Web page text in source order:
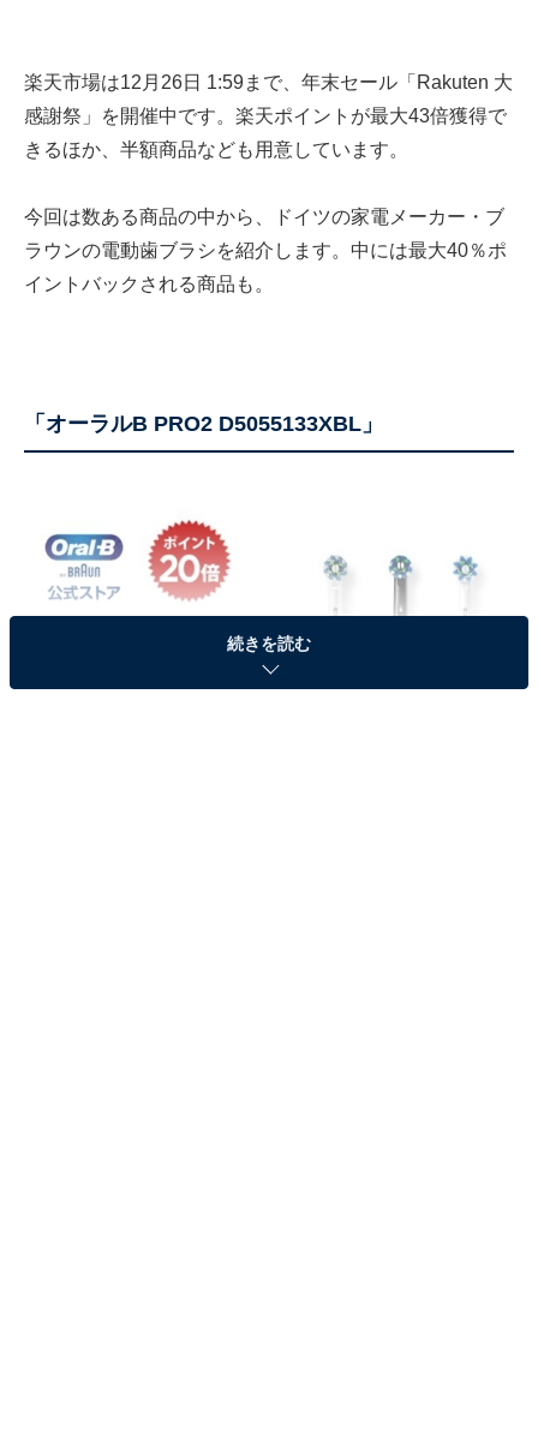
楽天市場は12月26日 1:59まで、年末セール「Rakuten 大
感謝祭」を開催中です。楽天ポイントが最大43倍獲得で
きるほか、半額商品なども用意しています。
今回は数ある商品の中から、ドイツの家電メーカー・ブ
ラウンの電動歯ブラシを紹介します。中には最大40％ポ
イントバックされる商品も。
「オーラルB PRO2 D5055133XBL」
続きを読む